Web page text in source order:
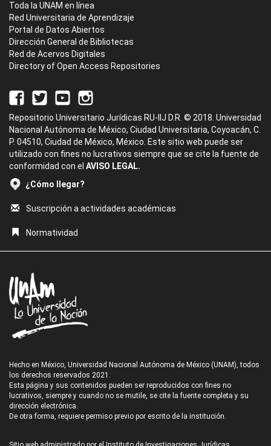
Toda la UNAM en línea
Red Universitaria de Aprendizaje
Portal de Datos Abiertos
Dirección General de Bibliotecas
Red de Acervos Digitales
Directory of Open Access Repositories
Repositorio Universitario Jurídicas RU-IIJ D.R. © 2018. Universidad
Nacional Autónoma de México, Ciudad Universitaria, Coyoacán, C.
P. 04510, Ciudad de México, México. Este sitio web puede ser
utilizado con fines no lucrativos siempre que se cite la fuente de
conformidad con el AVISO LEGAL.
¿Cómo llegar?
Suscripción a actividades académicas
Normatividad
Hecho en México, Universidad Nacional Autónoma de México (UNAM), todos
los derechos reservados 2021.
Esta página y sus contenidos pueden ser reproducidos con fines no
lucrativos, siempre y cuando no se mutile, se cite la fuente completa y su
dirección electrónica.
De otra forma, requiere permiso previo por escrito de la institución.